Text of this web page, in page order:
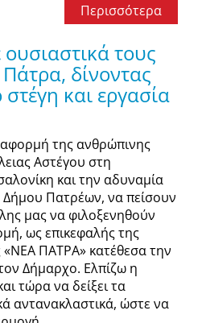
Περισσότερα
τους
δίνοντας
και εργασία
της ανθρώπινης
Αστέγου στη
και την αδυναμία
Πατρέων, να πείσουν
μας να φιλοξενηθούν
ως επικεφαλής της
ΠΑΤΡΑ» κατέθεσα την
Δήμαρχο. Ελπίζω η
τώρα να δείξει τα
αντανακλαστικά, ώστε να